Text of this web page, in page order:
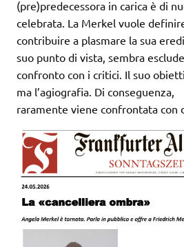
(pre)predecessora in carica è di
celebrata. La Merkel vuole
contribuire a plasmare la sua
suo punto di vista, sembra
confronto con i critici. Il suo
ma l’agiografia. Di conseguenza,
raramente viene confrontata con